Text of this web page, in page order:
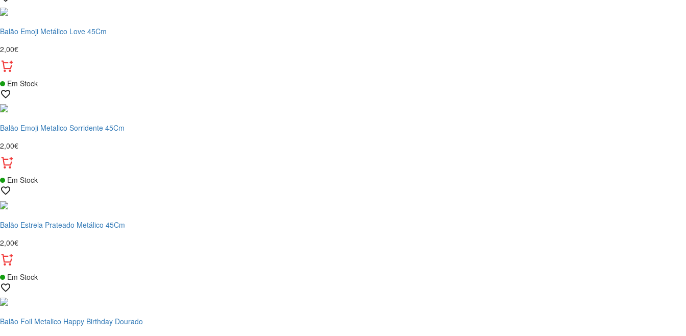
Balão Emoji Metálico Love 45Cm
2,00€
Em Stock
Balão Emoji Metalico Sorridente 45Cm
2,00€
Em Stock
Balão Estrela Prateado Metálico 45Cm
2,00€
Em Stock
Balão Foil Metalico Happy Birthday Dourado